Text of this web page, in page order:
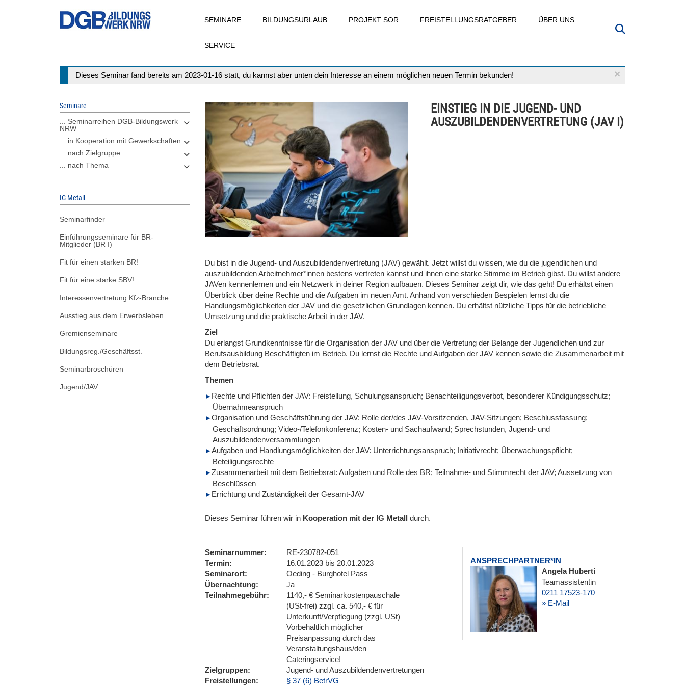
SEMINARE BILDUNGSURLAUB PROJEKT SOR FREISTELLUNGSRATGEBER ÜBER UNS
SERVICE
×
Statusmeldung
Dieses Seminar fand bereits am 2023-01-16 statt, du kannst aber unten dein Interesse an einem möglichen neuen Termin bekunden!
Seminare
... Seminarreihen DGB-Bildungswerk
NRW
... in Kooperation mit Gewerkschaften
... nach Zielgruppe
... nach Thema
IG Metall
Seminarfinder
Einführungsseminare für BR-
Mitglieder (BR I)
Fit für einen starken BR!
Fit für eine starke SBV!
Interessenvertretung Kfz-Branche
Ausstieg aus dem Erwerbsleben
Gremienseminare
Bildungsreg./Geschäftsst.
Seminarbroschüren
Jugend/JAV
EINSTIEG IN DIE JUGEND- UND
AUSZUBILDENDENVERTRETUNG (JAV I)
Du bist in die Jugend- und Auszubildendenvertretung (JAV) gewählt. Jetzt willst du wissen, wie du die jugendlichen und
auszubildenden Arbeitnehmer*innen bestens vertreten kannst und ihnen eine starke Stimme im Betrieb gibst. Du willst andere
JAVen kennenlernen und ein Netzwerk in deiner Region aufbauen. Dieses Seminar zeigt dir, wie das geht! Du erhältst einen
Überblick über deine Rechte und die Aufgaben im neuen Amt. Anhand von verschieden Bespielen lernst du die
Handlungsmöglichkeiten der JAV und die gesetzlichen Grundlagen kennen. Du erhältst nützliche Tipps für die betriebliche
Umsetzung und die praktische Arbeit in der JAV.
Ziel
Du erlangst Grundkenntnisse für die Organisation der JAV und über die Vertretung der Belange der Jugendlichen und zur
Berufsausbildung Beschäftigten im Betrieb. Du lernst die Rechte und Aufgaben der JAV kennen sowie die Zusammenarbeit mit
dem Betriebsrat.
Themen
Rechte und Pflichten der JAV: Freistellung, Schulungsanspruch; Benachteiligungsverbot, besonderer Kündigungsschutz;
Übernahmeanspruch
Organisation und Geschäftsführung der JAV: Rolle der/des JAV-Vorsitzenden, JAV-Sitzungen; Beschlussfassung;
Geschäftsordnung; Video-/Telefonkonferenz; Kosten- und Sachaufwand; Sprechstunden, Jugend- und
Auszubildendenversammlungen
Aufgaben und Handlungsmöglichkeiten der JAV: Unterrichtungsanspruch; Initiativrecht; Überwachungspflicht;
Beteiligungsrechte
Zusammenarbeit mit dem Betriebsrat: Aufgaben und Rolle des BR; Teilnahme- und Stimmrecht der JAV; Aussetzung von
Beschlüssen
Errichtung und Zuständigkeit der Gesamt-JAV
Dieses Seminar führen wir in Kooperation mit der IG Metall durch.
ANSPRECHPARTNER*IN
Angela Huberti
Teamassistentin
0211 17523-170
» E-Mail
Seminarnummer
RE-230782-051
Termin
16.01.2023 bis 20.01.2023
Seminarort
Oeding - Burghotel Pass
Übernachtung
Ja
Teilnahmegebühr
1140,- € Seminarkostenpauschale
(USt-frei) zzgl. ca. 540,- € für
Unterkunft/Verpflegung (zzgl. USt)
Vorbehaltlich möglicher
Preisanpassung durch das
Veranstaltungshaus/den
Cateringservice!
Zielgruppen
Jugend- und Auszubildendenvertretungen
Freistellungen
§ 37 (6) BetrVG